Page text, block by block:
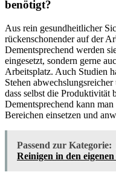
benötigt?
Aus rein gesundheitlicher
rückenschonender auf der
Dementsprechend werden
eingesetzt, sondern gerne
Arbeitsplatz. Auch Studien
Stehen
dass selbst die Produktivität
Dementsprechend kann
Bereichen einsetzen und
Passend zur Kategorie:
Reinigen in den